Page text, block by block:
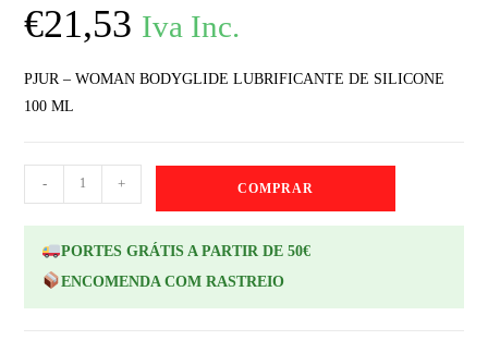
€21,53 Iva Inc.
PJUR – WOMAN BODYGLIDE LUBRIFICANTE DE SILICONE
100 ML
- + COMPRAR
PORTES GRÁTIS A PARTIR DE 50€
ENCOMENDA COM RASTREIO